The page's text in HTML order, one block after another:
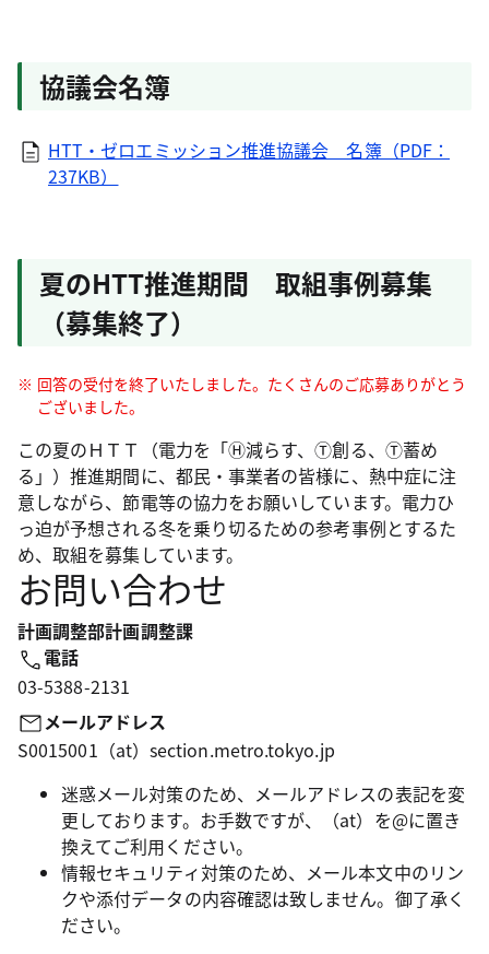
協議会名簿
HTT・ゼロエミッション推進協議会 名簿（PDF：
237KB）
夏のHTT推進期間 取組事例募集
（募集終了）
回答の受付を終了いたしました。たくさんのご応募ありがとう
ございました。
この夏のＨＴＴ（電力を「Ⓗ減らす、Ⓣ創る、Ⓣ蓄め
る」）推進期間に、都民・事業者の皆様に、熱中症に注
意しながら、節電等の協力をお願いしています。電力ひ
っ迫が予想される冬を乗り切るための参考事例とするた
め、取組を募集しています。
お問い合わせ
計画調整部計画調整課
電話
03-5388-2131
メールアドレス
S0015001（at）section.metro.tokyo.jp
迷惑メール対策のため、メールアドレスの表記を変
更しております。お手数ですが、（at）を@に置き
換えてご利用ください。
情報セキュリティ対策のため、メール本文中のリン
クや添付データの内容確認は致しません。御了承く
ださい。